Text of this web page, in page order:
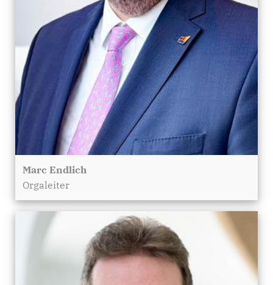
Marc Endlich
Orgaleiter